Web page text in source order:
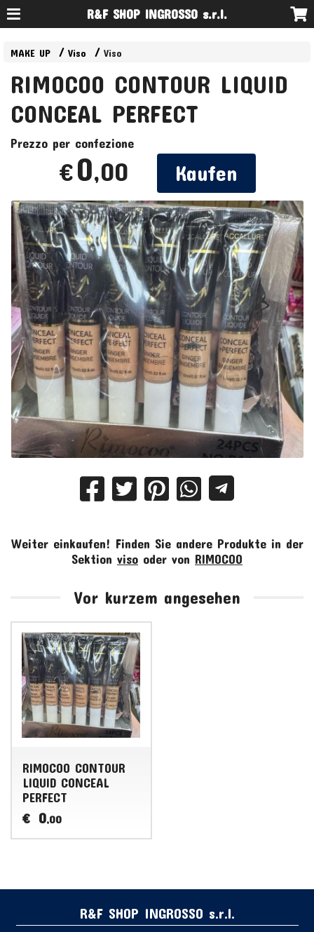
R&F SHOP INGROSSO s.r.l.
MAKE UP Viso Viso
RIMOCOO CONTOUR LIQUID
CONCEAL PERFECT
Prezzo per confezione
€0,00 Kaufen
Weiter einkaufen! Finden Sie andere Produkte in der
Sektion viso oder von RIMOCOO
Vor kurzem angesehen
RIMOCOO CONTOUR
LIQUID CONCEAL
PERFECT
€ 0,00
R&F SHOP INGROSSO s.r.l.